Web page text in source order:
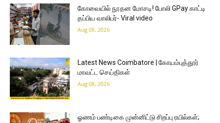
கோவையில் நூதன மோசடி! போலி GPay காட்டி
தப்பிய வாலிபர்- Viral video
Aug 08, 2026
Latest News Coimbatore | கோயம்புத்தூர்
மாவட்ட செய்திகள்
Aug 08, 2026
ஓணம் பண்டிகை முன்னிட்டு சிறப்பு ரயில்கள்;